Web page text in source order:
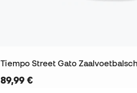
89,99 €